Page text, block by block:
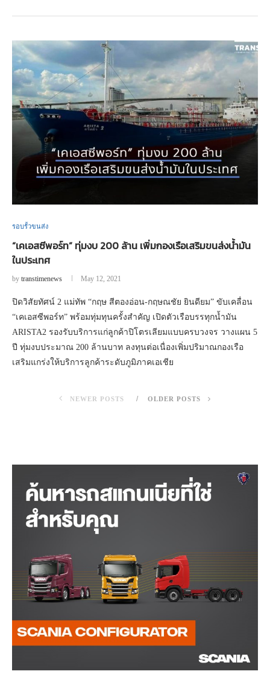
รอบรั้วขนส่ง
“เคเอสซีพอร์ท” ทุ่มงบ 200 ล้าน เพิ่มกองเรือเสริมขนส่งน้ำมัน
ในประเทศ
by transtimenews May 12, 2021
ปิดวิสัยทัศน์ 2 แม่ทัพ “กฤษ สีตองอ่อน-กฤษณชัย ยินดียม” ขับเคลื่อน
“เคเอสซีพอร์ท” พร้อมทุ่มทุนครั้งสำคัญ เปิดตัวเรือบรรทุกน้ำมัน
ARISTA2 รองรับบริการแก่ลูกค้าปิโตรเลียมแบบครบวงจร วางแผน 5
ปี ทุ่มงบประมาณ 200 ล้านบาท ลงทุนต่อเนื่องเพิ่มปริมาณกองเรือ
เสริมแกร่งให้บริการลูกค้าระดับภูมิภาคเอเชีย
NEWER POSTS OLDER POSTS